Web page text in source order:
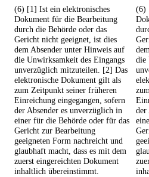
(6) [1] Ist ein elektronisches
Dokument für die Bearbeitung
durch die Behörde oder das
Gericht nicht geeignet, ist dies
dem Absender unter Hinweis auf
die Unwirksamkeit des Eingangs
unverzüglich mitzuteilen. [2] Das
elektronische Dokument gilt als
zum Zeitpunkt seiner früheren
Einreichung eingegangen, sofern
der Absender es unverzüglich in
einer für die Behörde oder für das
Gericht zur Bearbeitung
geeigneten Form nachreicht und
glaubhaft macht, dass es mit dem
zuerst eingereichten Dokument
inhaltlich übereinstimmt.
(6)
die
der